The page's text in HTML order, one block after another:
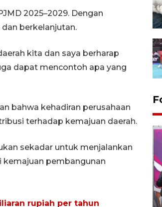
2025–2029. Dengan
berkelanjutan.
kita dan saya berharap
dapat mencontoh apa yang
bahwa kehadiran perusahaan
terhadap kemajuan daerah.
sekadar untuk menjalankan
kemajuan pembangunan
rupiah per tahun